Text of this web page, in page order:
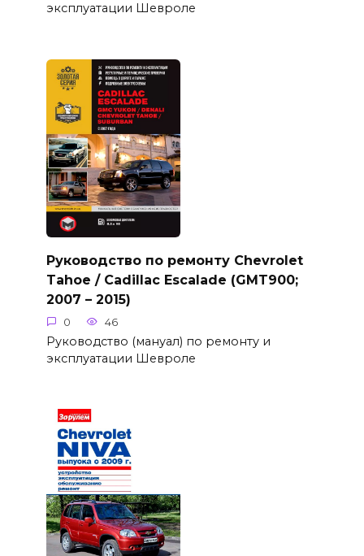
эксплуатации Шевроле
Руководство по ремонту Chevrolet
Tahoe / Cadillac Escalade (GMT900;
2007 – 2015)
0 46
Руководство (мануал) по ремонту и
эксплуатации Шевроле